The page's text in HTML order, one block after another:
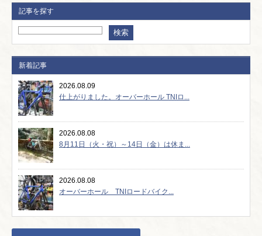
記事を探す
新着記事
2026.08.09
仕上がりました。オーバーホール TNIロ...
2026.08.08
8月11日（火・祝）～14日（金）は休ま...
2026.08.08
オーバーホール TNIロードバイク...